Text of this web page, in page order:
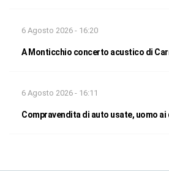
6 Agosto 2026 - 16:20
A Monticchio concerto acustico di
6 Agosto 2026 - 16:11
Compravendita di auto usate, uomo